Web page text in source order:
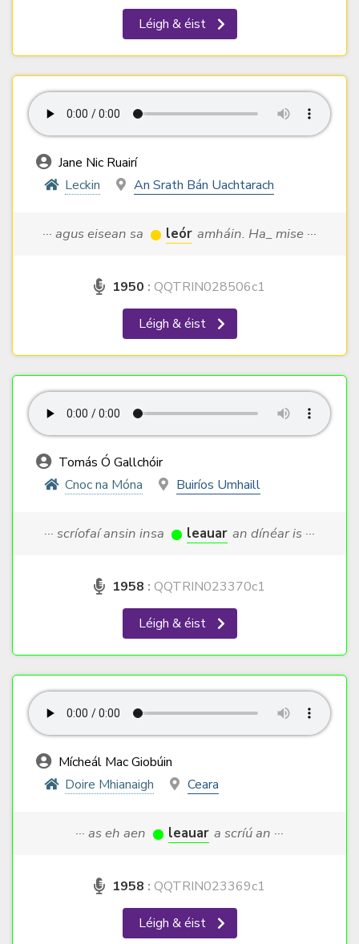
Léigh & éist
Jane Nic Ruairí
Leckin
An Srath Bán Uachtarach
··· agus eisean sa leór amháin. Ha_ mise ···
1950 : QQTRIN028506c1
Léigh & éist
Tomás Ó Gallchóir
Cnoc na Móna
Buiríos Umhaill
··· scríofaí ansin insa leauar an dínéar is ···
1958 : QQTRIN023370c1
Léigh & éist
Mícheál Mac Giobúin
Doire Mhianaigh
Ceara
··· as eh aen leauar a scríú an ···
1958 : QQTRIN023369c1
Léigh & éist